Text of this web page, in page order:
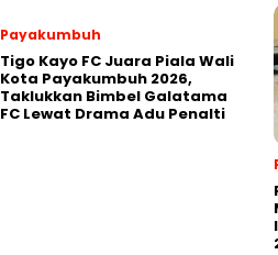
Payakumbuh
Tigo Kayo FC Juara Piala Wali
Kota Payakumbuh 2026,
Taklukkan Bimbel Galatama
FC Lewat Drama Adu Penalti